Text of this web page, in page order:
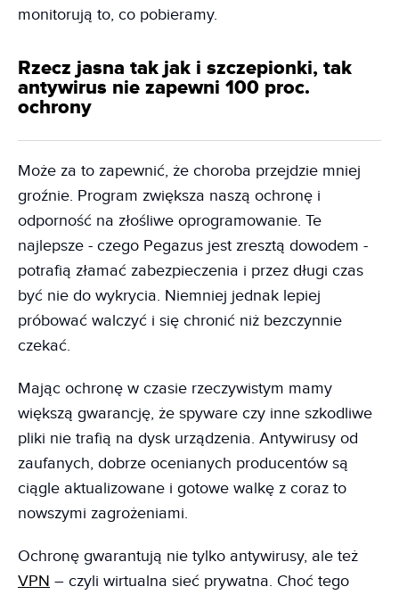
monitorują to, co pobieramy.
Rzecz jasna tak jak i szczepionki, tak
antywirus nie zapewni 100 proc.
ochrony
Może za to zapewnić, że choroba przejdzie mniej
groźnie. Program zwiększa naszą ochronę i
odporność na złośliwe oprogramowanie. Te
najlepsze - czego Pegazus jest zresztą dowodem -
potrafią złamać zabezpieczenia i przez długi czas
być nie do wykrycia. Niemniej jednak lepiej
próbować walczyć i się chronić niż bezczynnie
czekać.
Mając ochronę w czasie rzeczywistym mamy
większą gwarancję, że spyware czy inne szkodliwe
pliki nie trafią na dysk urządzenia. Antywirusy od
zaufanych, dobrze ocenianych producentów są
ciągle aktualizowane i gotowe walkę z coraz to
nowszymi zagrożeniami.
Ochronę gwarantują nie tylko antywirusy, ale też
VPN – czyli wirtualna sieć prywatna. Choć tego